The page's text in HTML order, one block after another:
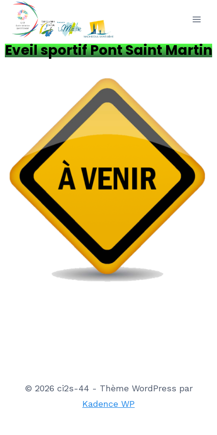
Eveil sportif Pont Saint Martin
© 2026 ci2s-44 - Thème WordPress par
Kadence WP